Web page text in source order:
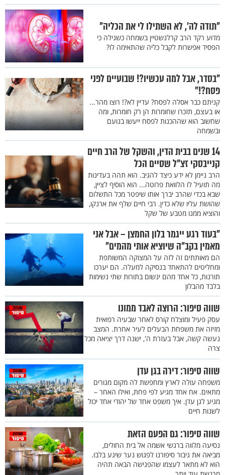
"תודה לה', לא השתילו לי את הכליה"
מדוע רקד הרב קרלנשטיין בשמחה כשגילה כי
הפסיד אפשרות לקבל כליה שהתאימה לו?
"בסדר, אבל למה עכשיו?! שבועיים לפני
פסח?!"
קניתם כבר אסלה לפסח? עדיין לא?! רוצו מהר...
או בעצם, תזכרו שחומרות הן רק חומרות, ומה
שחשוב הוא שההכנות לפסח ייעשו בנועם
ובשמחה
14 שנים בבית הדין, והשקל של הרב חיים
קנייבסקי זצ"ל שסיים הכל
הרב ניימן לא ידע כיצד להגיב. הוא תהה בעדינות
מה תועיל לו הלוואת פרוטה... הוא הוסיף לציין,
שבא בכדי שהרב יברך אותו שיפטר מכל התשלום
שהושת עליו שלא כדין. רבי חיים שלף את ארנקו,
והוציא ממנו מטבע של שקל
"בעוד רגע ייגמר בלון החמצן – אבל אני
מאמין בקב"ה שיוציא אותי מהמים"
הם מאותתים זה לזה על המצוקה המשותפת
ומחליטים להתאחד בנסיקה למעלה. הם יערכו
תורנות, כל אחד מהם ינשום בתורות שתי נשימות
בלבד מהבלון
שווה סיפור: הרוצה לאבד ממונו
עסק פעיל ומוצלח קורס לאחר שבעיה רפואית
מזיזה את משפחת הבעלים לעיר אחרת. המצב
נעשה קשה, אבל בעזרת ה', ישנה דרך יציאה מכל
צרה
שווה סיפור: דירה בגן עדן
משפחה עולה לארץ ומחפשת לה מקום מגורים
מתאים. אח אחד מגיע לפי פחת, ואילו האחר –
מגיע לגן עדן. איך משפט אחד של יהודי אחד יכול
לשנות חיים
שווה סיפור: גם הפעם הזאת
נסיעה מלווה ברגשי אשמה אל בית החולים,
מביאה את גיבור סיפורנו לפגוש נער שיגע בלבו.
הוא לא מתאר לעצמו שהפגישה הבאה תהיה